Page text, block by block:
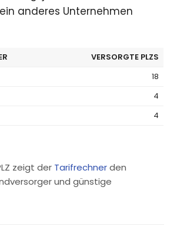
anderes Unternehmen
VERSORGTE PLZS
18
4
4
zeigt der Tarifrechnerden
und günstige